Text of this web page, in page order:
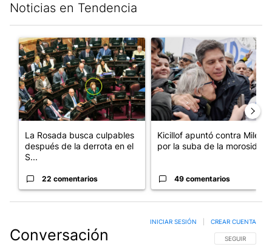
Noticias en Tendencia
Un artículo de tendencia con el título "La Rosada busca
La Rosada busca culpables
después de la derrota en el
S...
22 comentarios
Un artículo de tendencia con
Kicillof apuntó contra Milei
por la suba de la morosida...
49 comentarios
Conversación SIGA ESTA
SEGUIR
INICIAR SESIÓN CREAR CUENTA